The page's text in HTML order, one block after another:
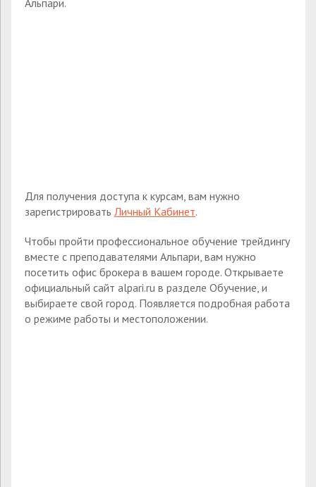
Для получения доступа к курсам, вам нужно
зарегистрировать Личный Кабинет.
Чтобы пройти профессиональное обучение трейдингу
вместе с преподавателями Альпари, вам нужно
посетить офис брокера в вашем городе. Открываете
официальный сайт alpari.ru в разделе Обучение, и
выбираете свой город. Появляется подробная работа
о режиме работы и местоположении.